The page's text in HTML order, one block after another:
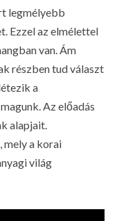
legmélyebb
Ezzel az elmélettel
van. Ám
részben tud választ
a
Az előadás
alapjait.
mely a korai
világ